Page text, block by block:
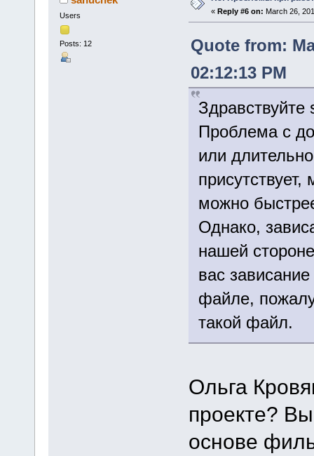
Users
Posts: 12
« Reply #6 on: March 26,
Quote from:
02:12:13 PM
Здравствуйте
Проблема с
или
можно
Однако,
нашей
вас
файле,
такой файл.
Ольга
проекте?
основе